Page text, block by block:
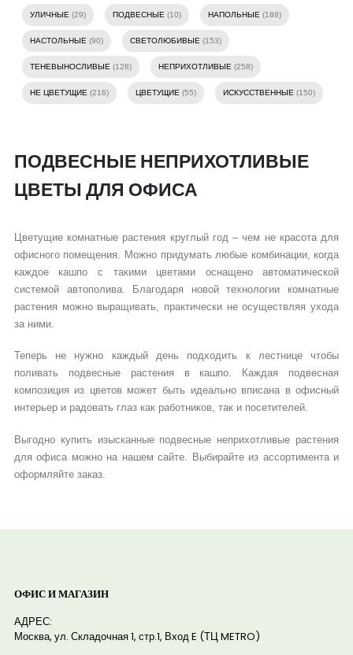
УЛИЧНЫЕ (29) ПОДВЕСНЫЕ (10) НАПОЛЬНЫЕ (188)
НАСТОЛЬНЫЕ (90) СВЕТОЛЮБИВЫЕ (153)
ТЕНЕВЫНОСЛИВЫЕ (128) НЕПРИХОТЛИВЫЕ (258)
НЕ ЦВЕТУЩИЕ (216) ЦВЕТУЩИЕ (55) ИСКУССТВЕННЫЕ (150)
ПОДВЕСНЫЕ НЕПРИХОТЛИВЫЕ
ЦВЕТЫ ДЛЯ ОФИСА
Цветущие комнатные растения круглый год – чем не красота для
офисного помещения. Можно придумать любые комбинации, когда
каждое кашпо с такими цветами оснащено автоматической
системой автополива. Благодаря новой технологии комнатные
растения можно выращивать, практически не осуществляя ухода
за ними.
Теперь не нужно каждый день подходить к лестнице чтобы
поливать подвесные растения в кашпо. Каждая подвесная
композиция из цветов может быть идеально вписана в офисный
интерьер и радовать глаз как работников, так и посетителей.
Выгодно купить изысканные подвесные неприхотливые растения
для офиса можно на нашем сайте. Выбирайте из ассортимента и
оформляйте заказ.
ОФИС И МАГАЗИН
АДРЕС:
Москва, ул. Складочная 1, стр.1, Вход E (ТЦ METRO)